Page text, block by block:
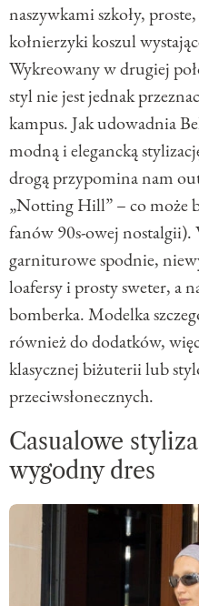
naszywkami szkoły,
kołnierzyki koszul
Wykreowany w drugiej
styl nie jest jednak
kampus. Jak udowadnia
modną i elegancką
drogą przypomina nam
„Notting Hill” – co może
fanów 90s-owej nostalgii).
garniturowe spodnie,
loafersy i prosty sweter, a
bomberka. Modelka
również do dodatków,
klasycznej biżuterii lub
przeciwsłonecznych.
Casualowe
wygodny dres